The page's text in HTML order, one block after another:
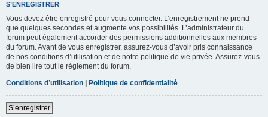
S’ENREGISTRER
Vous devez être enregistré pour vous connecter. L’enregistrement ne prend
que quelques secondes et augmente vos possibilités. L’administrateur du
forum peut également accorder des permissions additionnelles aux membres
du forum. Avant de vous enregistrer, assurez-vous d’avoir pris connaissance
de nos conditions d’utilisation et de notre politique de vie privée. Assurez-vous
de bien lire tout le règlement du forum.
Conditions d’utilisation | Politique de confidentialité
S’enregistrer